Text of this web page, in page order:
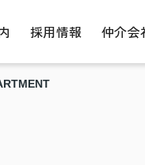
採用情報 仲介会